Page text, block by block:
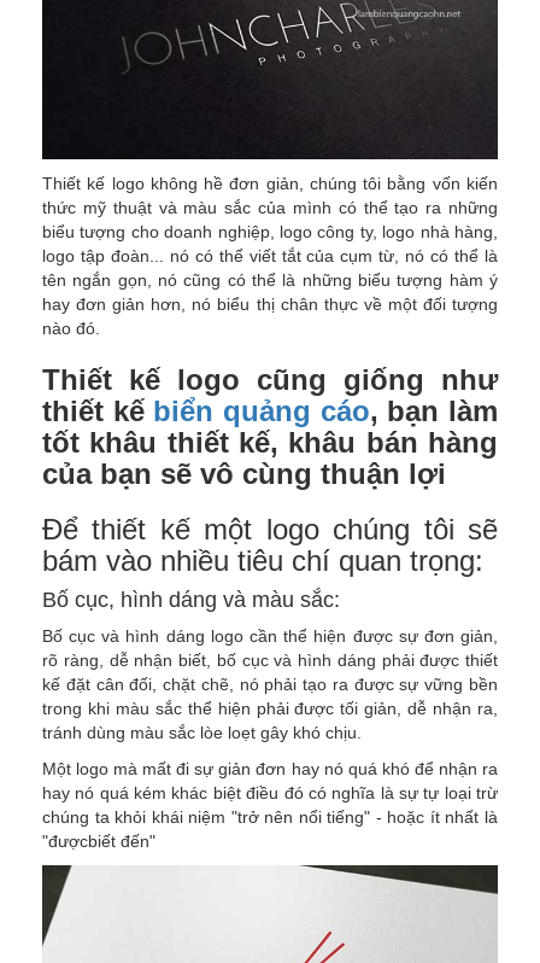
Thiết kế logo không hề đơn giản, chúng tôi bằng vốn kiến
thức mỹ thuật và màu sắc của mình có thể tạo ra những
biểu tượng cho doanh nghiệp, logo công ty, logo nhà hàng,
logo tập đoàn... nó có thể viết tắt của cụm từ, nó có thể là
tên ngắn gọn, nó cũng có thể là những biểu tượng hàm ý
hay đơn giản hơn, nó biểu thị chân thực về một đối tượng
nào đó.
Thiết kế logo cũng giống như
thiết kế biển quảng cáo, bạn làm
tốt khâu thiết kế, khâu bán hàng
của bạn sẽ vô cùng thuận lợi
Để thiết kế một logo chúng tôi sẽ
bám vào nhiều tiêu chí quan trọng:
Bố cục, hình dáng và màu sắc:
Bố cục và hình dáng logo cần thể hiện được sự đơn giản,
rõ ràng, dễ nhận biết, bố cục và hình dáng phải được thiết
kế đặt cân đối, chặt chẽ, nó phải tạo ra được sự vững bền
trong khi màu sắc thể hiện phải được tối giản, dễ nhận ra,
tránh dùng màu sắc lòe loẹt gây khó chịu.
Một logo mà mất đi sự giản đơn hay nó quá khó để nhận ra
hay nó quá kém khác biệt điều đó có nghĩa là sự tự loại trừ
chúng ta khỏi khái niệm "trở nên nổi tiếng" - hoặc ít nhất là
"đượcbiết đến"